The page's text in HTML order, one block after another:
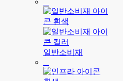
일반소비재